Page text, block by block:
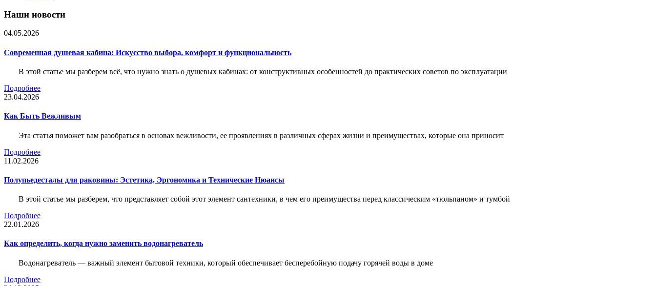
Наши новости
04.05.2026
Современная душевая кабина: Искусство выбора, комфорт и функциональность
В этой статье мы разберем всё, что нужно знать о душевых кабинах: от конструктивных особенностей до практических советов по эксплуатации
Подробнее
23.04.2026
Как Быть Вежливым
Эта статья поможет вам разобраться в основах вежливости, ее проявлениях в различных сферах жизни и преимуществах, которые она приносит
Подробнее
11.02.2026
Полупьедесталы для раковины: Эстетика, Эргономика и Технические Нюансы
В этой статье мы разберем, что представляет собой этот элемент сантехники, в чем его преимущества перед классическим «тюльпаном» и тумбой
Подробнее
22.01.2026
Как определить, когда нужно заменить водонагреватель
Водонагреватель — важный элемент бытовой техники, который обеспечивает бесперебойную подачу горячей воды в доме
Подробнее